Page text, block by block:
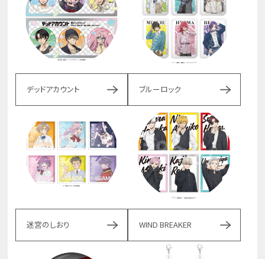
デッドアカウント ブルーロック
迷宮のしおり WIND BREAKER